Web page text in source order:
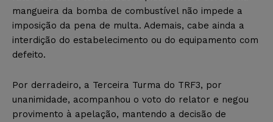
mangueira da bomba de combustível não impede a
imposição da pena de multa. Ademais, cabe ainda a
interdição do estabelecimento ou do equipamento com
defeito.
Por derradeiro, a Terceira Turma do TRF3, por
unanimidade, acompanhou o voto do relator e negou
provimento à apelação, mantendo a decisão de